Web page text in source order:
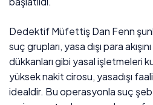
Dedektif Müfettiş Dan Fenn
suç grupları, yasa dışı para
dükkanları gibi yasal işletmeleri
yüksek nakit cirosu, yasadışı
idealdir. Bu operasyonla suç